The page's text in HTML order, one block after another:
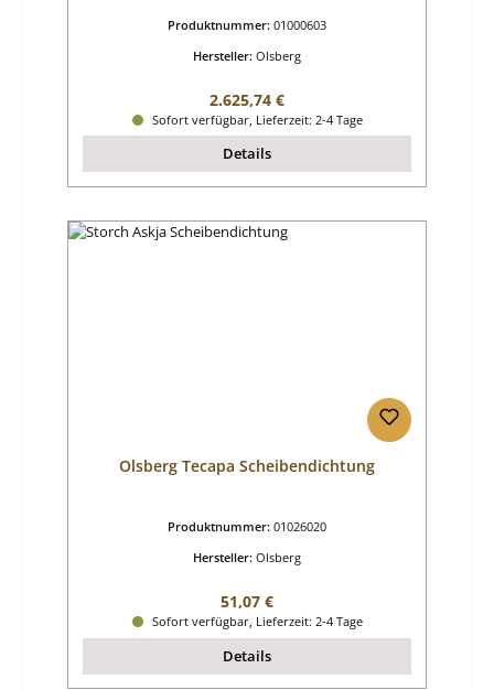
Produktnummer: 01000603
Hersteller: Olsberg
Regulärer Preis:
2.625,74 €
Sofort verfügbar, Lieferzeit: 2-4 Tage
Details
Olsberg Tecapa Scheibendichtung
Produktnummer: 01026020
Hersteller: Olsberg
Regulärer Preis:
51,07 €
Sofort verfügbar, Lieferzeit: 2-4 Tage
Details